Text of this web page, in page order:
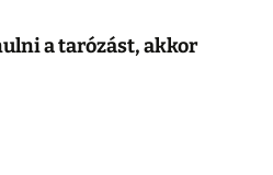
a tarózást, akkor